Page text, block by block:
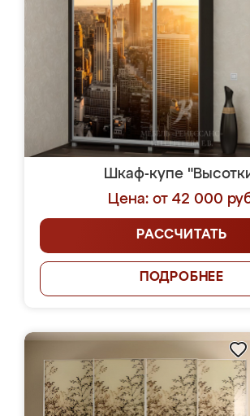
Шкаф-купе
Цена: от 42 000
РАССЧИТАТЬ
ПОДРОБНЕЕ